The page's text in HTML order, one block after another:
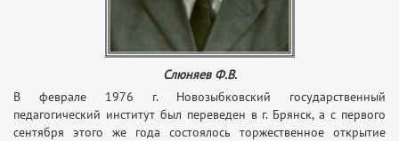
Слюняев Ф.В.
В феврале 1976 г. Новозыбковский государственный
педагогический институт был переведен в г. Брянск, а с первого
сентября этого же года состоялось торжественное открытие